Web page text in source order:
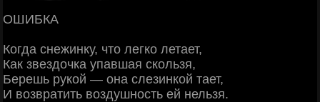
ОШИБКА
Когда снежинку, что легко летает,
Как звездочка упавшая скользя,
Берешь рукой — она слезинкой тает,
И возвратить воздушность ей нельзя.